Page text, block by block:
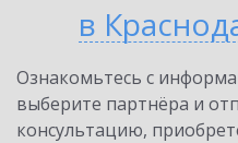
в
Ознакомьтесь с
выберите партнёра и
консультацию,